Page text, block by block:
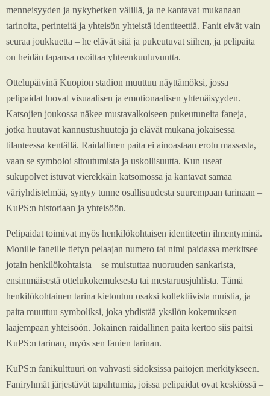
menneisyyden ja nykyhetken välillä, ja ne kantavat mukanaan
tarinoita, perinteitä ja yhteisön yhteistä identiteettiä. Fanit eivät vain
seuraa joukkuetta – he elävät sitä ja pukeutuvat siihen, ja pelipaita
on heidän tapansa osoittaa yhteenkuuluvuutta.
Ottelupäivinä Kuopion stadion muuttuu näyttämöksi, jossa
pelipaidat luovat visuaalisen ja emotionaalisen yhtenäisyyden.
Katsojien joukossa näkee mustavalkoiseen pukeutuneita faneja,
jotka huutavat kannustushuutoja ja elävät mukana jokaisessa
tilanteessa kentällä. Raidallinen paita ei ainoastaan erotu massasta,
vaan se symboloi sitoutumista ja uskollisuutta. Kun useat
sukupolvet istuvat vierekkäin katsomossa ja kantavat samaa
väriyhdistelmää, syntyy tunne osallisuudesta suurempaan tarinaan –
KuPS:n historiaan ja yhteisöön.
Pelipaidat toimivat myös henkilökohtaisen identiteetin ilmentyminä.
Monille faneille tietyn pelaajan numero tai nimi paidassa merkitsee
jotain henkilökohtaista – se muistuttaa nuoruuden sankarista,
ensimmäisestä ottelukokemuksesta tai mestaruusjuhlista. Tämä
henkilökohtainen tarina kietoutuu osaksi kollektiivista muistia, ja
paita muuttuu symboliksi, joka yhdistää yksilön kokemuksen
laajempaan yhteisöön. Jokainen raidallinen paita kertoo siis paitsi
KuPS:n tarinan, myös sen fanien tarinan.
KuPS:n fanikulttuuri on vahvasti sidoksissa paitojen merkitykseen.
Faniryhmät järjestävät tapahtumia, joissa pelipaidat ovat keskiössä –